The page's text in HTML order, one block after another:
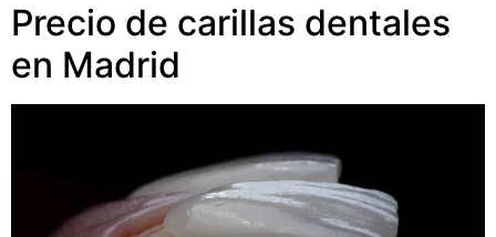
Precio de carillas dentales
en Madrid